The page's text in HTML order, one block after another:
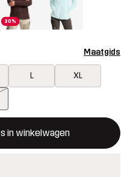
30%
Maatgids
L XL
in winkelwagen
de bevestiging van een